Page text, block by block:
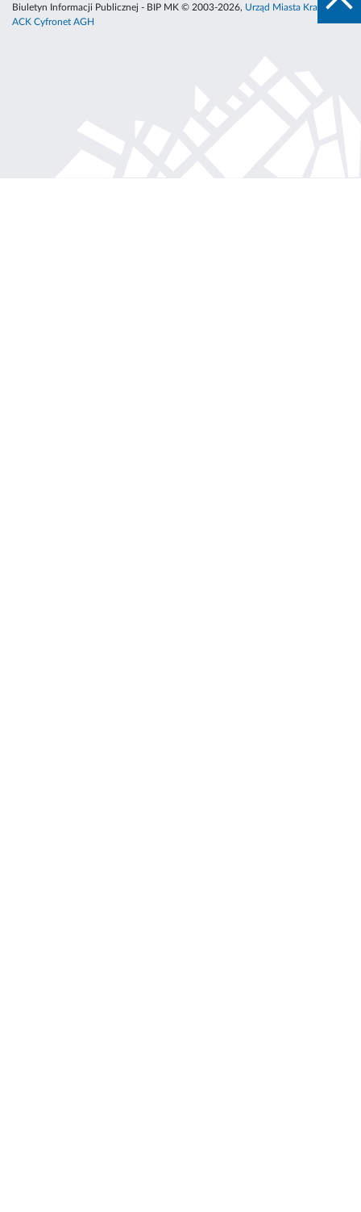
Biuletyn Informacji Publicznej - BIP MK © 2003-2026, Urząd Miasta Krakowa
ACK Cyfronet AGH